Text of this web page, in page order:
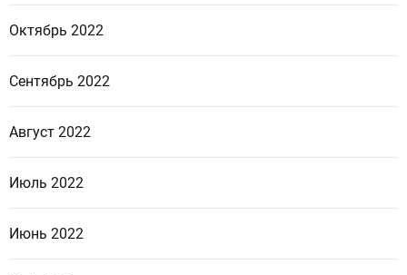
Октябрь 2022
Сентябрь 2022
Август 2022
Июль 2022
Июнь 2022